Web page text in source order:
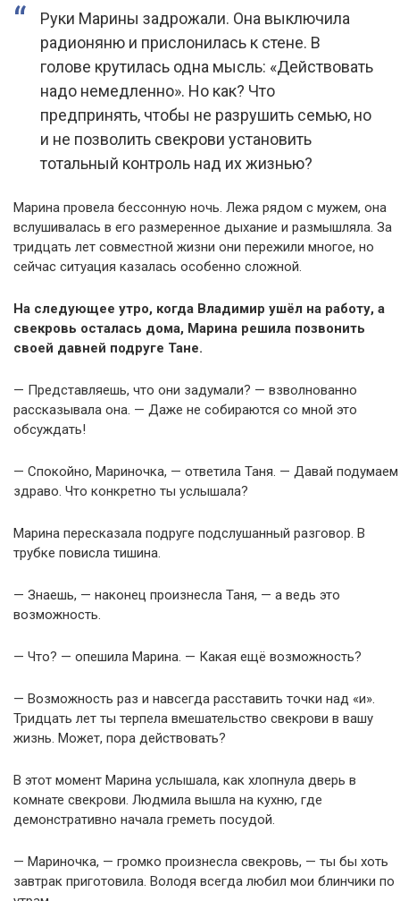
Руки Марины задрожали. Она выключила
радионяню и прислонилась к стене. В
голове крутилась одна мысль: «Действовать
надо немедленно». Но как? Что
предпринять, чтобы не разрушить семью, но
и не позволить свекрови установить
тотальный контроль над их жизнью?
Марина провела бессонную ночь. Лежа рядом с мужем, она
вслушивалась в его размеренное дыхание и размышляла. За
тридцать лет совместной жизни они пережили многое, но
сейчас ситуация казалась особенно сложной.
На следующее утро, когда Владимир ушёл на работу, а
свекровь осталась дома, Марина решила позвонить
своей давней подруге Тане.
— Представляешь, что они задумали? — взволнованно
рассказывала она. — Даже не собираются со мной это
обсуждать!
— Спокойно, Мариночка, — ответила Таня. — Давай подумаем
здраво. Что конкретно ты услышала?
Марина пересказала подруге подслушанный разговор. В
трубке повисла тишина.
— Знаешь, — наконец произнесла Таня, — а ведь это
возможность.
— Что? — опешила Марина. — Какая ещё возможность?
— Возможность раз и навсегда расставить точки над «и».
Тридцать лет ты терпела вмешательство свекрови в вашу
жизнь. Может, пора действовать?
В этот момент Марина услышала, как хлопнула дверь в
комнате свекрови. Людмила вышла на кухню, где
демонстративно начала греметь посудой.
— Мариночка, — громко произнесла свекровь, — ты бы хоть
завтрак приготовила. Володя всегда любил мои блинчики по